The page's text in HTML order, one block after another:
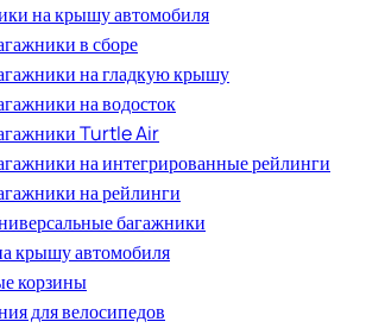
на крышу автомобиля
в сборе
на гладкую крышу
на водосток
Turtle Air
на интегрированные рейлинги
на рейлинги
багажники
крышу автомобиля
корзины
для велосипедов